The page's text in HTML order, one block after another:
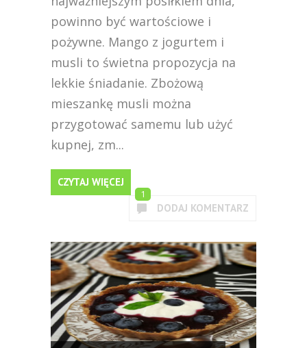
powinno być wartościowe i
pożywne. Mango z jogurtem i
musli to świetna propozycja na
lekkie śniadanie. Zbożową
mieszankę musli można
przygotować samemu lub użyć
kupnej, zm...
CZYTAJ WIĘCEJ
1
DODAJ KOMENTARZ